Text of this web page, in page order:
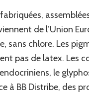
de l’Union
sans chlore. Les
pas de latex. Les
le
à BB Distribe, des